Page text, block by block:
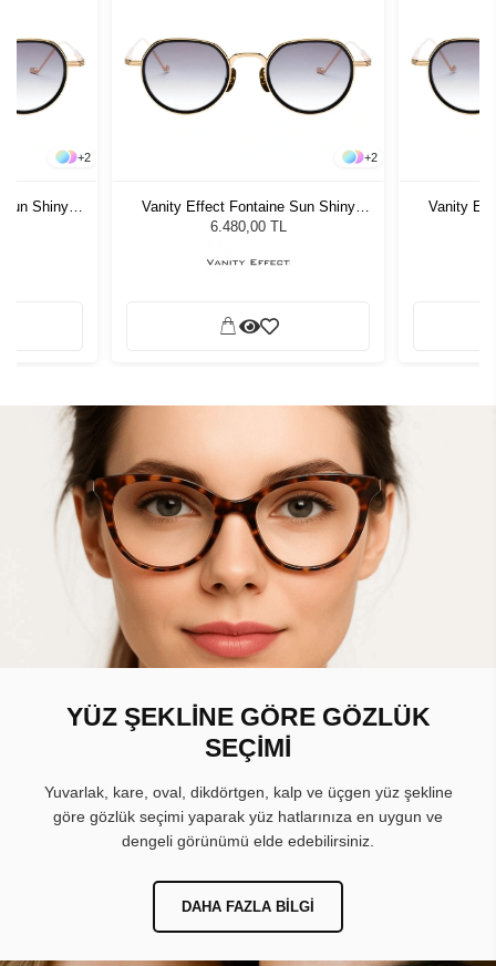
+2
Shiny
+2
Vanity Effect Fontaine Sun Shiny
Yellow Gold/Black Unisex Güneş
Gözlüğü
6.480,00 TL
Vanity
YÜZ ŞEKLİNE GÖRE GÖZLÜK
SEÇİMİ
Yuvarlak, kare, oval, dikdörtgen, kalp ve üçgen yüz şekline
göre gözlük seçimi yaparak yüz hatlarınıza en uygun ve
dengeli görünümü elde edebilirsiniz.
DAHA FAZLA BILGI